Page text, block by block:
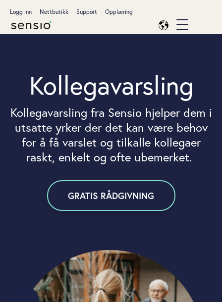
Logg inn Nettbutikk Support Opplæring
Kollegavarsling
Kollegavarsling fra Sensio hjelper dem i
utsatte yrker der det kan være behov
for å få varslet og tilkalle kollegaer
raskt, enkelt og ofte ubemerket.
GRATIS RÅDGIVNING